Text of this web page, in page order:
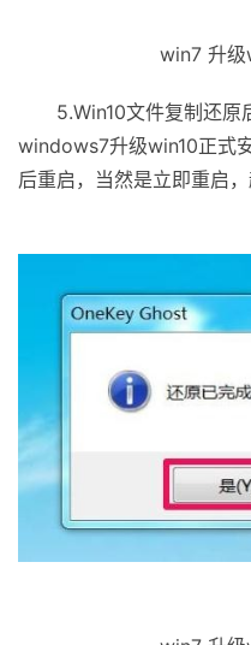
win7 升级
5.Win10文件复制还原
windows7升级win10正式
后重启，当然是立即重启，